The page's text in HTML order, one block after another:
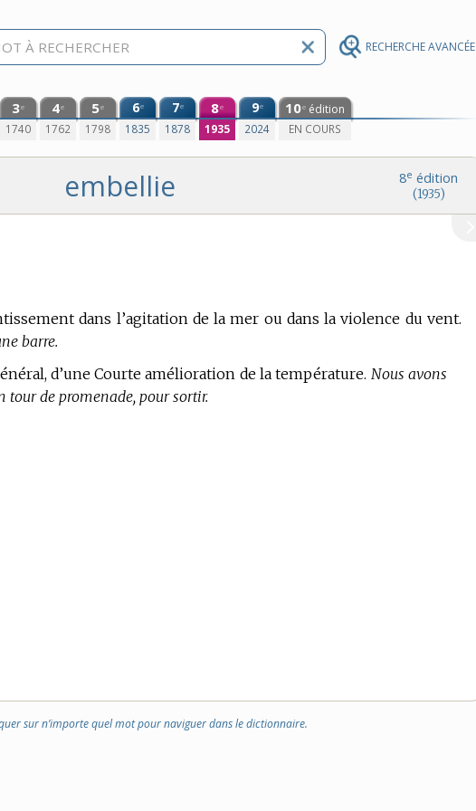
RECHERCHE AVANCÉE
3e
1740
4e
1762
5e
1798
6e
1835
7e
1878
8e
1935
9e
2024
10e édition
EN COURS
8e édition
(1935)
embellie
dans l’agitation de la mer ou dans la violence du vent.
barre.
d’une Courte amélioration de la température. Nous avons
tour de promenade, pour sortir.
sur n’importe quel mot pour naviguer dans le dictionnaire.